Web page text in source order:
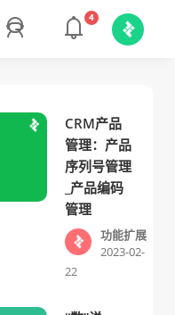
4
CRM产品
管理：产品
序列号管理
_产品编码
管理
功能扩展
2023-02-
22